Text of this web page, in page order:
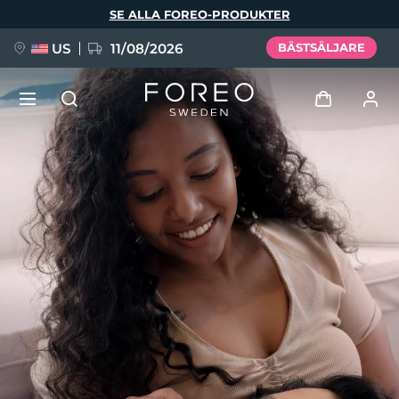
SE ALLA FOREO-PRODUKTER
US 11/08/2026 BÄSTSÄLJARE
Logga in
Användarprofil
Mina enheter
Mina beställningar
Mina adresser
Mina prenumerationer
NYHET
FAQ™ Pure Beauty-Tech Elixir
BREAKING NEWS
issa™ Teeth Whitening Set
Språk
English Deutsch
Español
Français
Italiano
Português
Polski
Svenska
Русский
Türkçe
简体中文 繁體中文